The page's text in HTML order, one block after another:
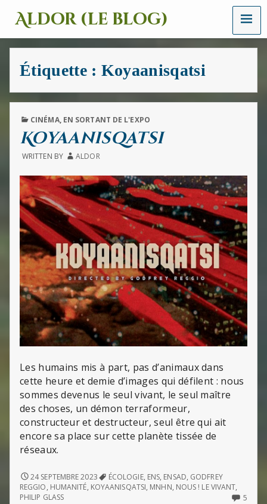
Aldor (le blog)
Un
site
avec
des
des
images
et
sons
MENU
Étiquette : Koyaanisqatsi
PUBLISHED
CINÉMA, EN SORTANT DE L'EXPO
Koyaanisqatsi
WRITTEN BY ALDOR
Les humains mis à part, pas d’animaux dans
cette heure et demie d’images qui défilent : nous
sommes devenus le seul vivant, le seul maître
des choses, un démon terraformeur,
constructeur et destructeur, seul être qui ait
encore sa place sur cette planète tissée de
réseaux.
<EM>KOYAANISQATSI</EM>
24 SEPTEMBRE 2023 ÉCOLOGIE, ENS, ENSAD, GODFREY
REGGIO, HUMANITÉ, KOYAANISQATSI, MNHN, NOUS ! LE VIVANT,
PHILIP GLASS
5